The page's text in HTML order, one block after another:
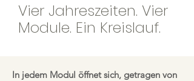
Vier Jahreszeiten. Vier
Module. Ein Kreislauf.
In jedem Modul öffnet sich, getragen von